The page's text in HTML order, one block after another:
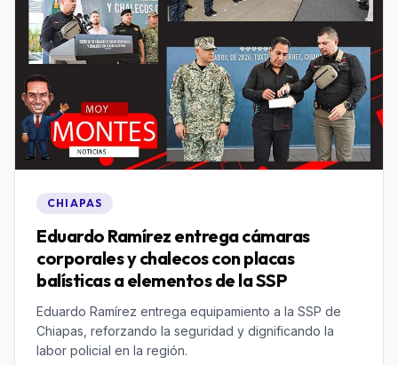
CHIAPAS
Eduardo Ramírez entrega cámaras
corporales y chalecos con placas
balísticas a elementos de la SSP
Eduardo Ramírez entrega equipamiento a la SSP de
Chiapas, reforzando la seguridad y dignificando la
labor policial en la región.